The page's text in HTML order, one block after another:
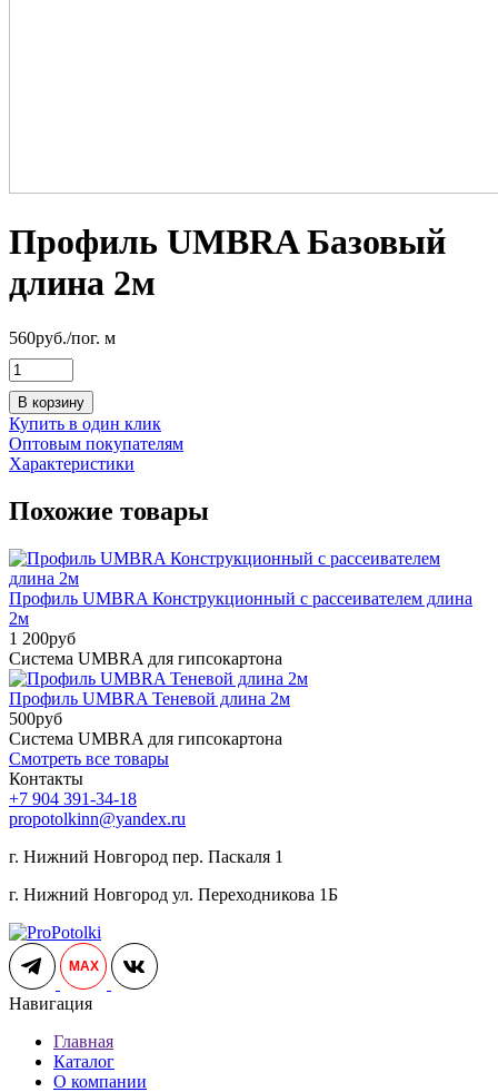
Профиль UMBRA Базовый
длина 2м
560руб./пог. м
В корзину
Купить в один клик
Оптовым покупателям
Характеристики
Похожие товары
Профиль UMBRA Конструкционный с рассеивателем длина
2м
1 200руб
Система UMBRA для гипсокартона
Профиль UMBRA Теневой длина 2м
500руб
Система UMBRA для гипсокартона
Смотреть все товары
Контакты
+7 904 391-34-18
propotolkinn@yandex.ru
г. Нижний Новгород пер. Паскаля 1
г. Нижний Новгород ул. Переходникова 1Б
MAX
Навигация
Главная
Каталог
О компании